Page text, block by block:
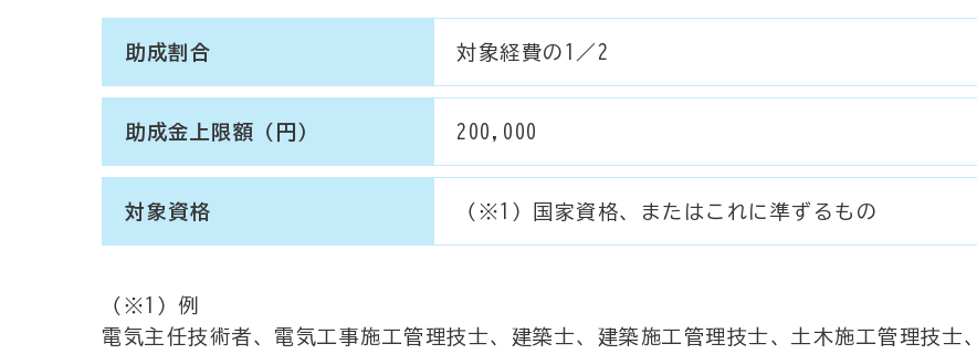
助成割合 対象経費の1／2
助成金上限額（円） 200,000
対象資格 （※1）国家資格、またはこれに準ずるもの
（※1）例
電気主任技術者、電気工事施工管理技士、建築士、建築施工管理技士、土木施工管理技士、